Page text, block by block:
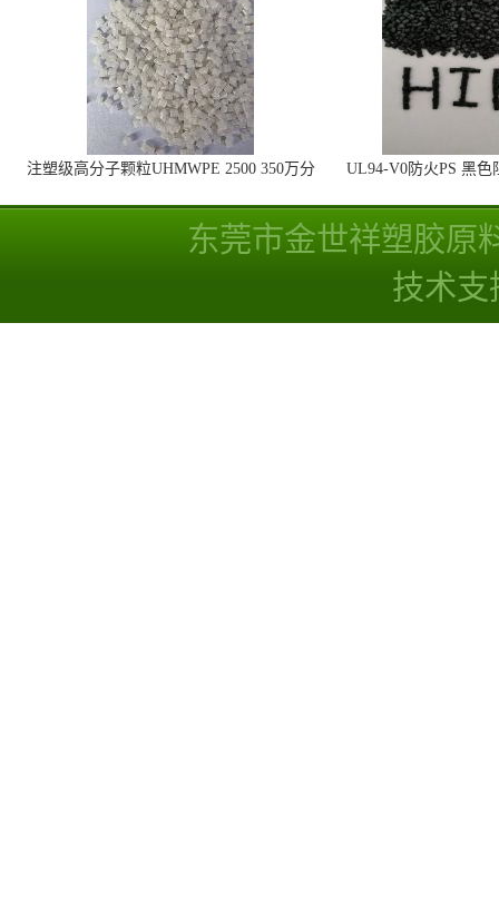
注塑级高分子颗粒UHMWPE 2500 350万分
UL94-V0防火PS 黑
东莞市金世祥塑胶原
技术